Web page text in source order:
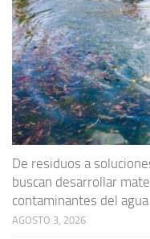
De residuos a
buscan desarrollar
contaminantes del agua
AGOSTO 3, 2026